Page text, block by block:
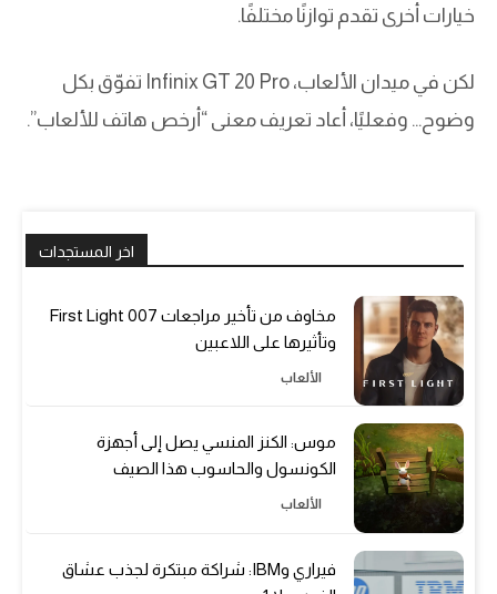
خيارات أخرى تقدم توازنًا مختلفًا.
لكن في ميدان الألعاب، Infinix GT 20 Pro تفوّق بكل
وضوح… وفعليًا، أعاد تعريف معنى “أرخص هاتف للألعاب”.
اخر المستجدات
مخاوف من تأخير مراجعات 007 First Light
وتأثيرها على اللاعبين
الألعاب
موس: الكنز المنسي يصل إلى أجهزة
الكونسول والحاسوب هذا الصيف
الألعاب
فيراري وIBM: شراكة مبتكرة لجذب عشاق